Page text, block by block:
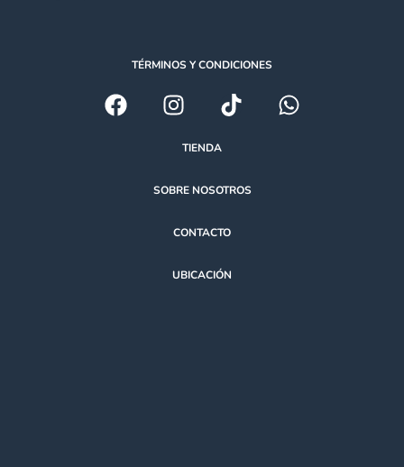
TÉRMINOS Y CONDICIONES
TIENDA
SOBRE NOSOTROS
CONTACTO
UBICACIÓN